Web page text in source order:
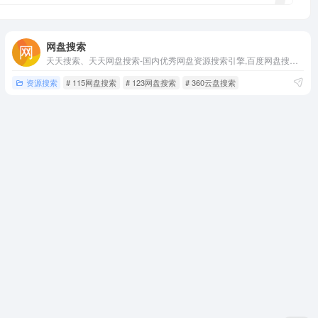
网盘搜索
资源搜索 # 115网盘搜索 # 123网盘搜索 # 360云盘搜索